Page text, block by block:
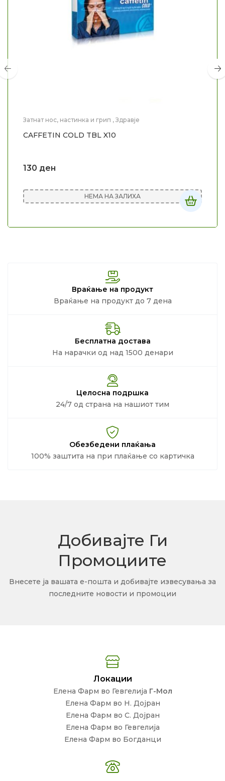
Затнат нос, настинка и грип , Здравје
CAFFETIN COLD TBL X10
130 ден
НЕМА НА ЗАЛИХА
Враќање на продукт
Враќање на продукт до 7 дена
Бесплатна достава
На нарачки од над 1500 денари
Целосна подршка
24/7 од страна на нашиот тим
Обезбедени плаќања
100% заштита на при плаќање со картичка
Добивајте Ги
Промоциите
Внесете ја вашата е-пошта и добивајте извесувања за
последните новости и промоции
Локации
Елена Фарм во Гевгелија Г-Мол
Елена Фарм во Н. Дојран
Елена Фарм во С. Дојран
Елена Фарм во Гевгелија
Елена Фарм во Богданци